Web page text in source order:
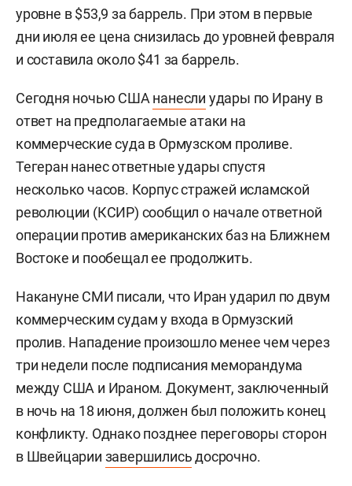
уровне в $53,9 за баррель. При этом в первые
дни июля ее цена снизилась до уровней февраля
и составила около $41 за баррель.
Сегодня ночью США нанесли удары по Ирану в
ответ на предполагаемые атаки на
коммерческие суда в Ормузском проливе.
Тегеран нанес ответные удары спустя
несколько часов. Корпус стражей исламской
революции (КСИР) сообщил о начале ответной
операции против американских баз на Ближнем
Востоке и пообещал ее продолжить.
Накануне СМИ писали, что Иран ударил по двум
коммерческим судам у входа в Ормузский
пролив. Нападение произошло менее чем через
три недели после подписания меморандума
между США и Ираном. Документ, заключенный
в ночь на 18 июня, должен был положить конец
конфликту. Однако позднее переговоры сторон
в Швейцарии завершилисьдосрочно.